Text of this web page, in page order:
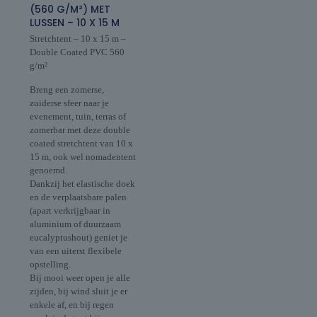
(560 G/M²) MET
LUSSEN – 10 X 15 M
Stretchtent – 10 x 15 m –
Double Coated PVC 560
g/m²
Breng een zomerse,
zuiderse sfeer naar je
evenement, tuin, terras of
zomerbar met deze double
coated stretchtent van 10 x
15 m, ook wel nomadentent
genoemd.
Dankzij het elastische doek
en de verplaatsbare palen
(apart verkrijgbaar in
aluminium of duurzaam
eucalyptushout) geniet je
van een uiterst flexibele
opstelling.
Bij mooi weer open je alle
zijden, bij wind sluit je er
enkele af, en bij regen